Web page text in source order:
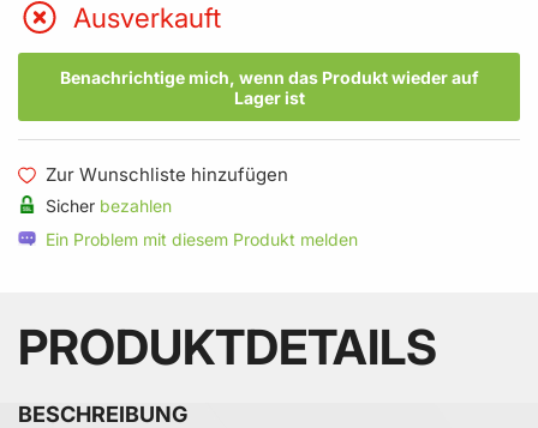
Ausverkauft
Benachrichtige mich, wenn das Produkt wieder auf
Lager ist
Zur Wunschliste hinzufügen
Sicher bezahlen
Ein Problem mit diesem Produkt melden
PRODUKTDETAILS
BESCHREIBUNG